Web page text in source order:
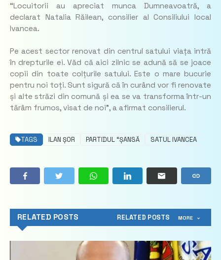
“Locuitorii au apreciat munca Dumneavoatră, a
declarat Natalia Răilean, consilier al Consiliului local
Ivancea.
Pe acest sector renovat din centrul satului viața intră
în drepturile ei. Văd că aici zilnic se adună să se joace
copii din toate colțurile satului. Este o mare bucurie
pentru noi toți. Sunt sigură că în curând vor fi renovate
și alte străzi din comună și ea se va transforma într-un
tărâm frumos, visat de noi”, a afirmat consilierul.
TAGS ILAN ȘOR PARTIDUL “ȘANSĂ SATUL IVANCEA
RELATED POSTS RELATED POSTS MORE